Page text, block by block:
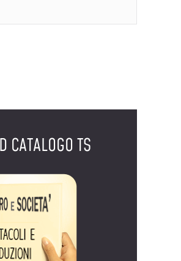
CATALOGO TS